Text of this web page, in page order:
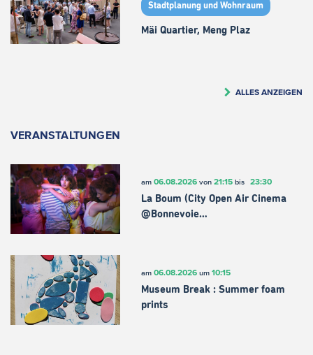
Stadtplanung und Wohnraum
Mäi Quartier, Meng Plaz
ALLES ANZEIGEN
VERANSTALTUNGEN
am 06.08.2026von 21:15bis 23:30
La Boum (City Open Air Cinema
@Bonnevoie…
am 06.08.2026um 10:15
Museum Break : Summer foam
prints